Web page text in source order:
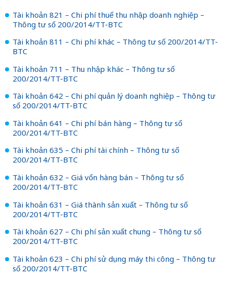
Tài khoản 821 – Chi phí thuế thu nhập doanh nghiệp –
Thông tư số 200/2014/TT-BTC
Tài khoản 811 – Chi phí khác – Thông tư số 200/2014/TT-
BTC
Tài khoản 711 – Thu nhập khác – Thông tư số
200/2014/TT-BTC
Tài khoản 642 – Chi phí quản lý doanh nghiệp – Thông tư
số 200/2014/TT-BTC
Tài khoản 641 – Chi phí bán hàng – Thông tư số
200/2014/TT-BTC
Tài khoản 635 – Chi phí tài chính – Thông tư số
200/2014/TT-BTC
Tài khoản 632 – Giá vốn hàng bán – Thông tư số
200/2014/TT-BTC
Tài khoản 631 – Giá thành sản xuất – Thông tư số
200/2014/TT-BTC
Tài khoản 627 – Chi phí sản xuất chung – Thông tư số
200/2014/TT-BTC
Tài khoản 623 – Chi phí sử dụng máy thi công – Thông tư
số 200/2014/TT-BTC